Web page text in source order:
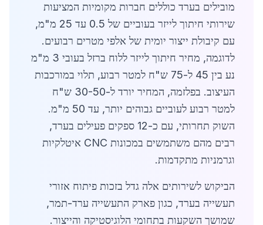
מובילים בערד כוללים חברות מקומיות המציעות
שירותי חיתוך לייזר בעוביים של 0.5 עד 25 מ"מ,
עם קיבולת ייצור יומית של אלפי מטרים רבועים.
לדוגמה, מחיר חיתוך לייזר ללוח ברזל בעובי 3 מ"מ
נע בין 45 ל-75 ש"ח למטר רבוע, תלוי במורכבות
העיצוב. בפלזמה, המחיר יורד ל-30-50 ש"ח
למטר רבוע לעוביים גבוהים יותר, עד 50 מ"מ.
השוק תחרותי, עם כ-12 ספקים פעילים בערד,
רבים מהם משתמשים במכונות CNC איטלקיות
וגרמניות מתקדמות.
הביקוש לשירותים אלה גדל בזכות פיתוח אזורי
תעשייה בערד, כגון פארק התעשייה ערד-תמר,
שמושך השקעות בתחומי הלוגיסטיקה והייצור.